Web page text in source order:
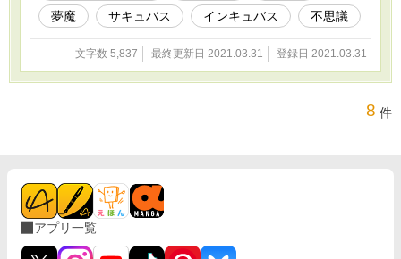
夢魔
サキュバス インキュバス 不思議
文字数 5,837 最終更新日 2021.03.31 登録日 2021.03.31
8 件
アプリ一覧